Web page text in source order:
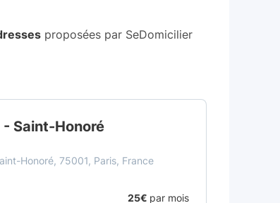
proposées par SeDomicilier
- Saint-Honoré
Honoré, 75001, Paris, France
25€ par mois